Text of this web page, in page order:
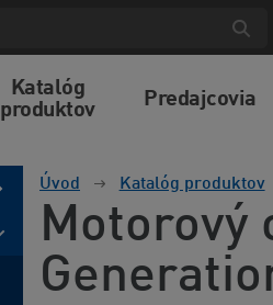
Katalóg
produktov
Predajcovia
Úvod Katalóg produktov
Motorový